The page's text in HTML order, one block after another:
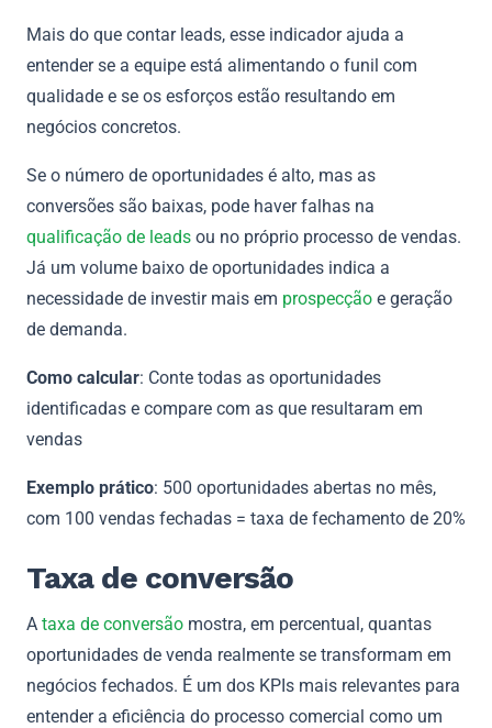
Mais do que contar leads, esse indicador ajuda a
entender se a equipe está alimentando o funil com
qualidade e se os esforços estão resultando em
negócios concretos.
Se o número de oportunidades é alto, mas as
conversões são baixas, pode haver falhas na
qualificação de leads ou no próprio processo de vendas.
Já um volume baixo de oportunidades indica a
necessidade de investir mais em prospecção e geração
de demanda.
Como calcular: Conte todas as oportunidades
identificadas e compare com as que resultaram em
vendas
Exemplo prático: 500 oportunidades abertas no mês,
com 100 vendas fechadas = taxa de fechamento de 20%
Taxa de conversão
A taxa de conversão mostra, em percentual, quantas
oportunidades de venda realmente se transformam em
negócios fechados. É um dos KPIs mais relevantes para
entender a eficiência do processo comercial como um